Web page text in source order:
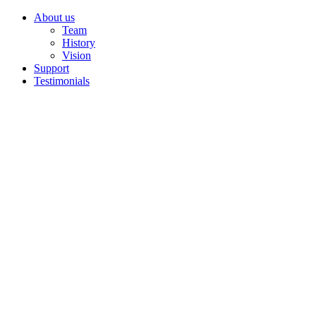
About us
Team
History
Vision
Support
Testimonials